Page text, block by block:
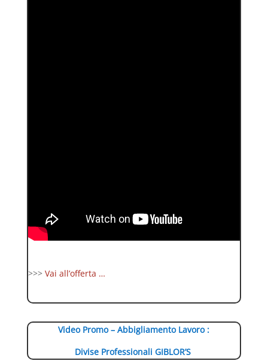
>>> Vai all’offerta …
Video Promo – Abbigliamento Lavoro :
Divise Professionali GIBLOR’S